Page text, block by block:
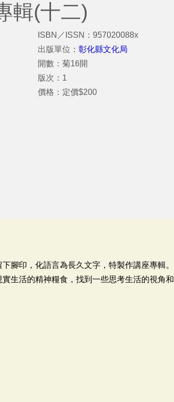
輯(十二)
ISBN／ISSN：957020088x
出版單位：彰化縣文化局
開數：菊16開
版次：1
價格：定價$200
腳印，化語言為長久文字，特製作講座專輯。
生活的精神糧食，找到一些思考生活的視角和